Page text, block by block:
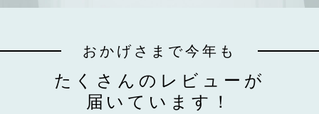
おかげさまで今年も
たくさんのレビューが
届いています！